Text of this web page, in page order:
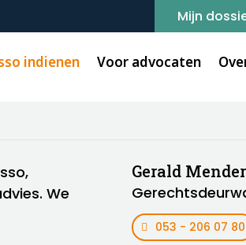
Mijn
indienen Voor advocaten
Inkasso und Zwangsvollstreckung
We
Gerald
053 - 206 07 80